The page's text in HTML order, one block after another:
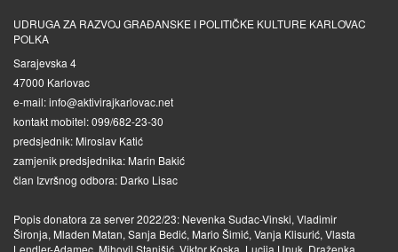
UDRUGA ZA RAZVOJ GRAĐANSKE I POLITIČKE KULTURE KARLOVAC
POLKA
Sarajevska 4
47000 Karlovac
e-mail: info@aktivirajkarlovac.net
kontakt mobitel: 099/682-23-30
predsjednik: Miroslav Katić
zamjenik predsjednika: Marin Bakić
član Izvršnog odbora: Darko Lisac
Popis donatora za server 2022/23: Nevenka Sudac-Vinski, Vladimir
Šironja, Mladen Matan, Sanja Bedić, Mario Šimić, Vanja Klisurić, Vlasta
Lendler-Adamec, Mihovil Stanišić, Viktor Koska, Lucija Unuk, Draženka